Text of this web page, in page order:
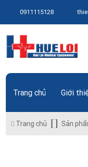
0911115128
Trang chủ Giới
Trang chủ Sản